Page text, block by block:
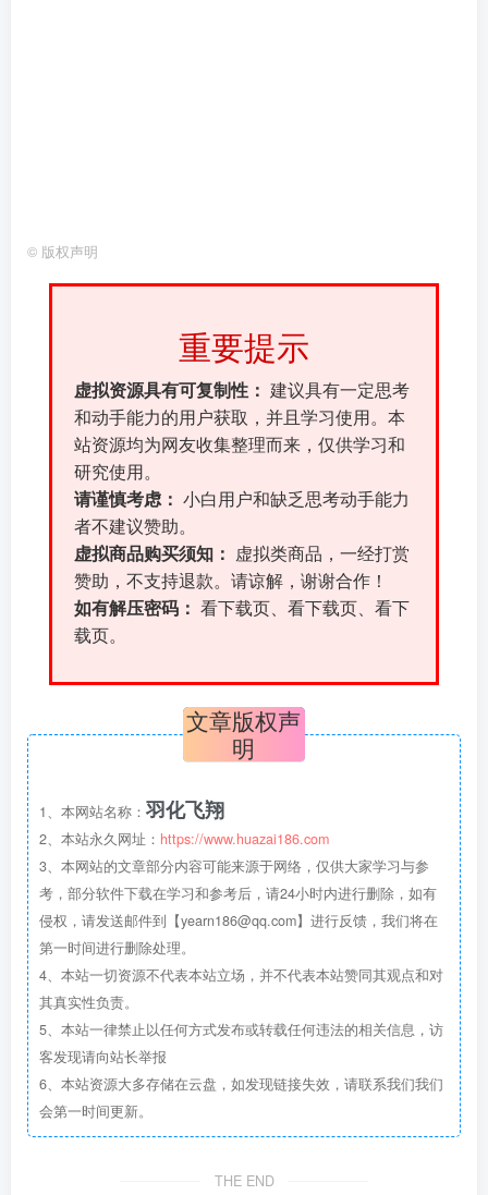
© 版权声明
重要提示
虚拟资源具有可复制性： 建议具有一定思考
和动手能力的用户获取，并且学习使用。本
站资源均为网友收集整理而来，仅供学习和
研究使用。
请谨慎考虑： 小白用户和缺乏思考动手能力
者不建议赞助。
虚拟商品购买须知：
虚拟类商品，一经打赏
赞助，不支持退款。请谅解，谢谢合作！
如有解压密码： 看下载页、看下载页、看下
载页。
文章版权声
明
1、本网站名称： 羽化飞翔
2、本站永久网址： https://www.huazai186.com
3、本网站的文章部分内容可能来源于网络，仅供大家学习与参
考，部分软件下载在学习和参考后，请24小时内进行删除，如有
侵权，请发送邮件到【yearn186@qq.com】进行反馈，我们将在
第一时间进行删除处理。
4、本站一切资源不代表本站立场，并不代表本站赞同其观点和对
其真实性负责。
5、本站一律禁止以任何方式发布或转载任何违法的相关信息，访
客发现请向站长举报
6、本站资源大多存储在云盘，如发现链接失效，请联系我们我们
会第一时间更新。
THE END